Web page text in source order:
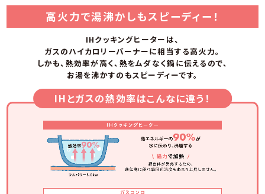
高火力で湯沸かしもスピーディー！
IHクッキングヒーターは、
ガスのハイカロリーバーナーに相当する高火力。
しかも、熱効率が高く、熱をムダなく鍋に伝えるので、
お湯を沸かすのもスピーディーです。
IHとガスの熱効率はこんなに違う！